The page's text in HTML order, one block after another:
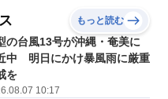
9 10 11
もっと読む
の台風13号が沖縄・奄美に
中 明日にかけ暴風雨に厳重
を
10:17